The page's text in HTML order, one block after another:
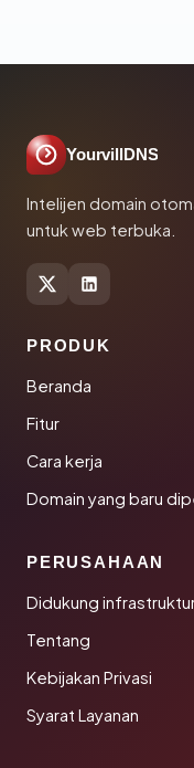
YourvillDNS
Intelijen domain
untuk web terbuka.
PRODUK
Beranda
Fitur
Cara kerja
Domain yang baru
PERUSAHAAN
Didukung
Tentang
Kebijakan Privasi
Syarat Layanan